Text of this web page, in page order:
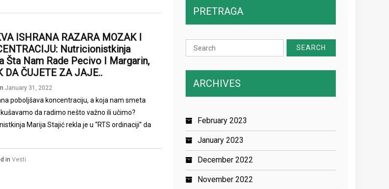
ISHRANA RAZARA MOZAK I
Nutricionistkinja
Šta Nam Rade Pecivo I Margarin,
DA ČUJETE ZA JAJE..
January 31, 2022
poboljšava koncentraciju, a koja nam smeta
da radimo nešto važno ili učimo?
Marija Stajić rekla je u “RTS ordinaciji” da
inVesti
PRETRAGA
Search
for:
ARCHIVES
February 2023
January 2023
December 2022
November 2022